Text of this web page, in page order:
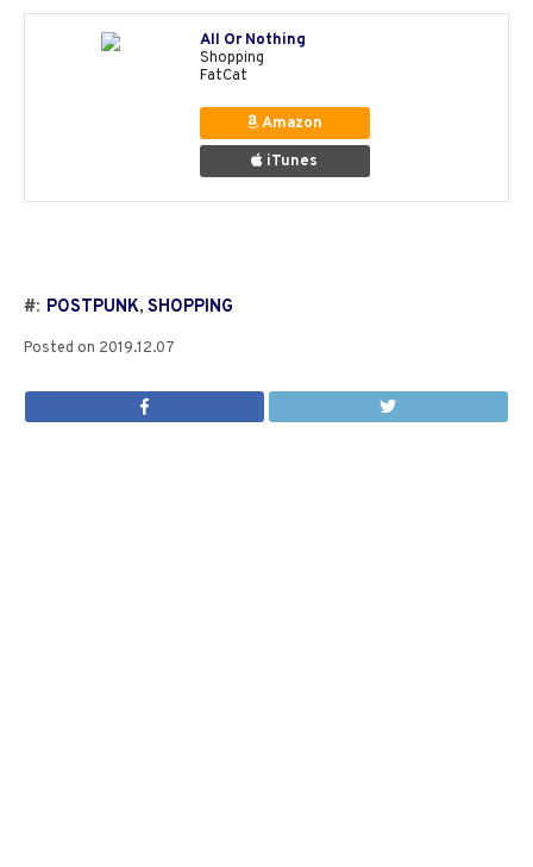
All Or Nothing
Shopping
FatCat
Amazon
iTunes
#: POSTPUNK, SHOPPING
Posted on 2019.12.07